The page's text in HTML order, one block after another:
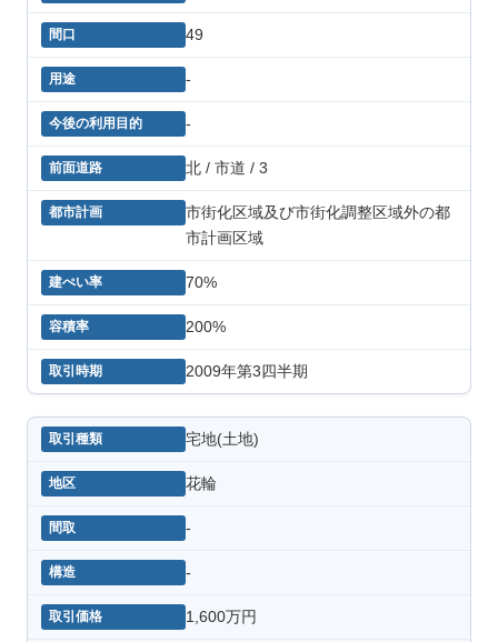
49
-
-
北 / 市道 / 3
市街化区域及び市街化調整区域外の都
市計画区域
70%
200%
2009年第3四半期
宅地(土地)
花輪
-
-
1,600万円